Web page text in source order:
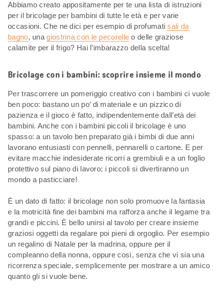
Abbiamo creato appositamente per te una lista di istruzioni
per il bricolage per bambini di tutte le età e per varie
occasioni. Che ne dici per esempio di profumatisali da
bagno, unagiostrina con le pecorelle o delle graziose
calamite per il frigo? Hai l’imbarazzo della scelta!
Bricolage con i bambini: scoprire insieme il mondo
Per trascorrere un pomeriggio creativo con i bambini ci vuole
ben poco: bastano un po’ di materiale e un pizzico di
pazienza e il gioco è fatto, indipendentemente dall’età dei
bambini. Anche con i bambini piccoli il bricolage è uno
spasso: a un tavolo ben preparato già i bimbi di due anni
lavorano entusiasti con pennelli, pennarelli o cartone. E per
evitare macchie indesiderate ricorri a grembiuli e a un foglio
protettivo sul piano di lavoro; i piccoli si divertiranno un
mondo a pasticciare!
È un dato di fatto: il bricolage non solo promuove la fantasia
e la motricità fine dei bambini ma rafforza anche il legame tra
grandi e piccini. È bello unirsi al tavolo per creare insieme
graziosi oggetti da regalare poi pieni di orgoglio. Per esempio
un regalino di Natale per la madrina, oppure per il
compleanno della nonna, oppure così, senza che vi sia una
ricorrenza speciale, semplicemente per mostrare a un amico
quanto gli si vuole bene.